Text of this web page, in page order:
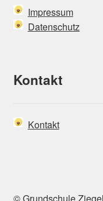
Impressum
Datenschutz
Kontakt
Kontakt